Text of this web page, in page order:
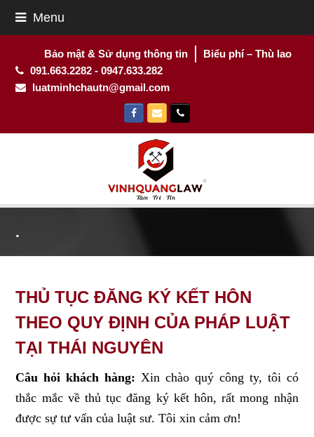
Menu
Bảo mật & Sử dụng thông tin
Biểu phí – Thù lao
091.663.2282 - 0947.633.282
luatminhchautn@gmail.com
Facebook
EmailPhone
.
THỦ TỤC ĐĂNG KÝ KẾT HÔN
THEO QUY ĐỊNH CỦA PHÁP LUẬT
TẠI THÁI NGUYÊN
Câu hỏi khách hàng: Xin chào quý công ty, tôi có
thắc mắc về thủ tục đăng ký kết hôn, rất mong nhận
được sự tư vấn của luật sư. Tôi xin cảm ơn!